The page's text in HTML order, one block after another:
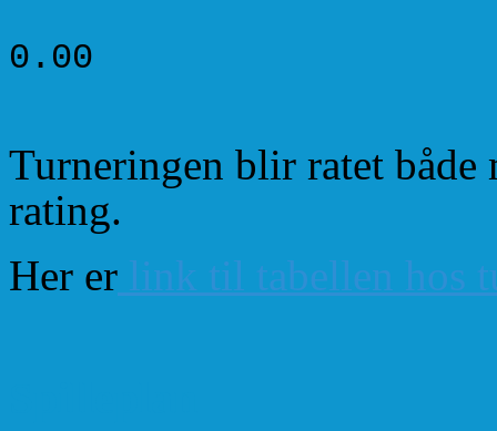
0.00
Turneringen blir ratet
rating.
Her er link til tabellen hos